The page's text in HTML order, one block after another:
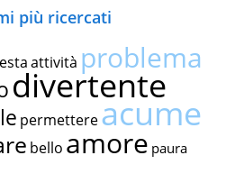
più ricercati
attività problema
divertente
permettereacume
bello amore paura